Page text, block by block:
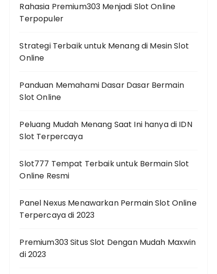
Rahasia Premium303 Menjadi Slot Online
Terpopuler
Strategi Terbaik untuk Menang di Mesin Slot
Online
Panduan Memahami Dasar Dasar Bermain
Slot Online
Peluang Mudah Menang Saat Ini hanya di IDN
Slot Terpercaya
Slot777 Tempat Terbaik untuk Bermain Slot
Online Resmi
Panel Nexus Menawarkan Permain Slot Online
Terpercaya di 2023
Premium303 Situs Slot Dengan Mudah Maxwin
di 2023